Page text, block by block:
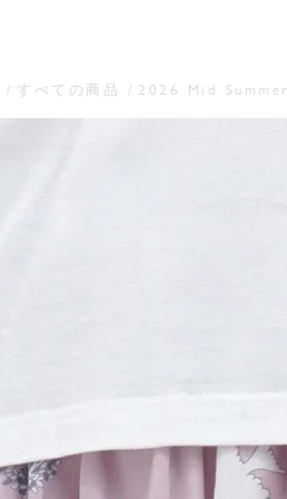
すべての商品 2026 Mid Summer